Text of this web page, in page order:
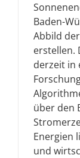
Baden-
Abbild
erstellen.
derzeit in
über den
Energien
und